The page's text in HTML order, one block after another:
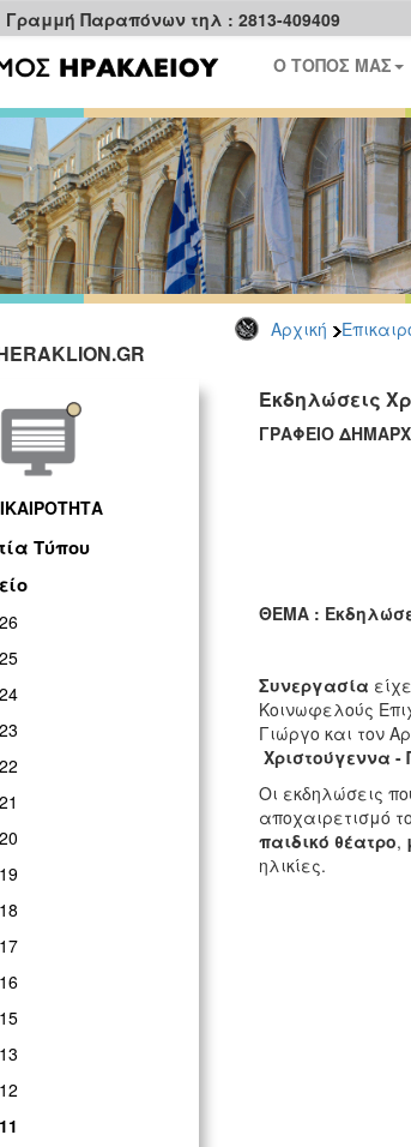
Γραμμή Παραπόνων τηλ : 2813-409409
Ο ΤΟΠΟΣ ΜΑΣ
Αρχική
Τύπου
Εκδηλώσεις
ΓΡΑΦΕΙΟ
ΘΕΜΑ :
Συνεργασία
Κοινωφελούς
Γιώργο και τον
Χριστούγεννα -
Οι εκδηλώσεις
αποχαιρετισμό
παιδικό θέατρο,
ηλικίες.